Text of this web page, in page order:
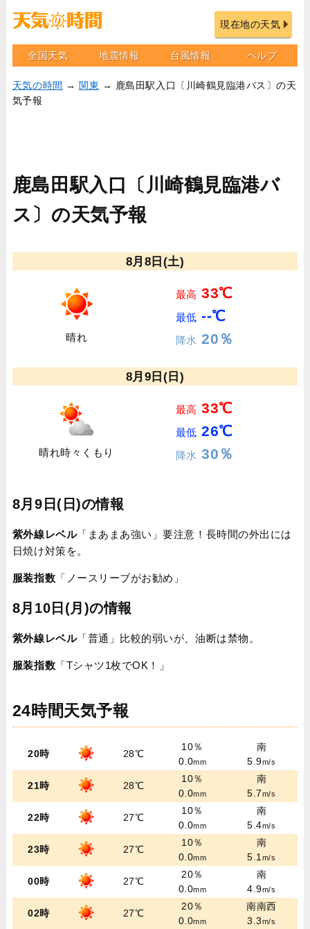
現在地の天気
全国天気 地震情報 台風情報 ヘルプ
天気の時間 → 関東 → 鹿島田駅入口〔川崎鶴見臨港バス〕の天
気予報
鹿島田駅入口〔川崎鶴見臨港バ
ス〕の天気予報
8月8日(土)
晴れ
最高 33℃
最低 --℃
降水 20％
8月9日(日)
晴れ時々くもり
最高 33℃
最低 26℃
降水 30％
8月9日(日)の情報
紫外線レベル「まあまあ強い」要注意！長時間の外出には
日焼け対策を。
服装指数 「ノースリーブがお勧め」
8月10日(月)の情報
紫外線レベル「普通」比較的弱いが、油断は禁物。
服装指数 「Tシャツ1枚でOK！」
24時間天気予報
20時 28℃
10％
0.0mm
南
5.9m/s
21時 28℃
10％
0.0mm
南
5.7m/s
22時 27℃
10％
0.0mm
南
5.4m/s
23時 27℃
10％
0.0mm
南
5.1m/s
00時 27℃
20％
0.0mm
南
4.9m/s
02時 27℃
20％
0.0mm
南南西
3.3m/s